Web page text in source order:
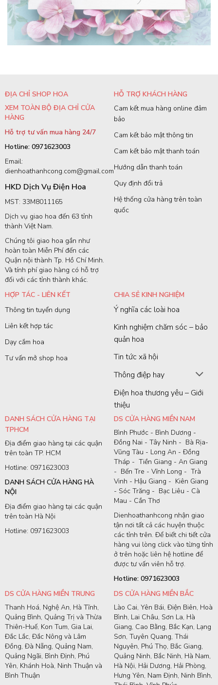
ĐỊA CHỈ SHOP HOA
XEM TOÀN BỘ ĐỊA CHỈ CỬA
HÀNG
Hỗ trợ tư vấn mua hàng 24/7
Hotline: 0971623003
Email:
dienhoathanhcong.com@gmail.com
HKD Dịch Vụ Điện Hoa
MST: 33M8011165
Dịch vụ giao hoa đến 63 tỉnh
thành Việt Nam.
Chúng tôi giao hoa gần như
hoàn toàn Miễn Phí đến các
Quận nội thành Tp. Hồ Chí Minh.
Và tính phí giao hàng có hỗ trợ
đối với các tỉnh thành khác.
HỖ TRỢ KHÁCH HÀNG
Cam kết mua hàng online đảm
bảo
Cam kết bảo mật thông tin
Cam kết bảo mật thanh toán
Hướng dẫn thanh toán
Quy định đổi trả
Hệ thống cửa hàng trên toàn
quốc
HỢP TÁC - LIÊN KẾT
Thông tin tuyển dụng
Liên kết hợp tác
Dạy cắm hoa
Tư vấn mở shop hoa
CHIA SẺ KINH NGHIỆM
Ý nghĩa các loài hoa
Kinh nghiệm chăm sóc – bảo
quản hoa
Tin tức xã hội
Thông điệp hay
Điện hoa thương yêu – Giới
thiệu
DANH SÁCH CỬA HÀNG TẠI
TPHCM
Địa điểm giao hàng tại các quận
trên toàn TP. HCM
Hotline: 0971623003
DANH SÁCH CỬA HÀNG HÀ
NỘI
Địa điểm giao hàng tại các quận
trên toàn Hà Nội
Hotline: 0971623003
DS CỬA HÀNG MIỀN NAM
Bình Phước - Bình Dương -
Đồng Nai - Tây Ninh - Bà Rịa-
Vũng Tàu - Long An - Đồng
Tháp - Tiền Giang - An Giang
- Bến Tre - Vĩnh Long - Trà
Vinh - Hậu Giang - Kiên Giang
- Sóc Trăng - Bạc Liêu - Cà
Mau - Cần Thơ
Dienhoathanhcong nhận giao
tận nơi tất cả các huyện thuộc
các tỉnh trên. Để biết chi tiết cửa
hàng vui lòng click vào từng tỉnh
ở trên hoặc liên hệ hotline để
được tư vấn viên hỗ trợ.
Hotline: 0971623003
DS CỬA HÀNG MIỀN TRUNG
Thanh Hoá, Nghệ An, Hà Tĩnh,
Quảng Bình, Quảng Trị và Thừa
Thiên-Huế, Kon Tum, Gia Lai,
Đắc Lắc, Đắc Nông và Lâm
Đồng, Đà Nẵng, Quảng Nam,
Quảng Ngãi, Bình Định, Phú
Yên, Khánh Hoà, Ninh Thuận và
Bình Thuận
DS CỬA HÀNG MIỀN BẮC
Lào Cai, Yên Bái, Điện Biên, Hoà
Bình, Lai Châu, Sơn La, Hà
Giang, Cao Bằng, Bắc Kạn, Lạng
Sơn, Tuyên Quang, Thái
Nguyên, Phú Thọ, Bắc Giang,
Quảng Ninh, Bắc Ninh, Hà Nam,
Hà Nội, Hải Dương, Hải Phòng,
Hưng Yên, Nam Định, Ninh Bình,